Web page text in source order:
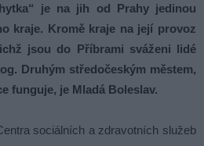
je na jih od Prahy jedinou
kraje. Kromě kraje na její provoz
jsou do Příbrami sváženi lidé
Druhým středočeským městem,
funguje, je Mladá Boleslav.
sociálních a zdravotních služeb